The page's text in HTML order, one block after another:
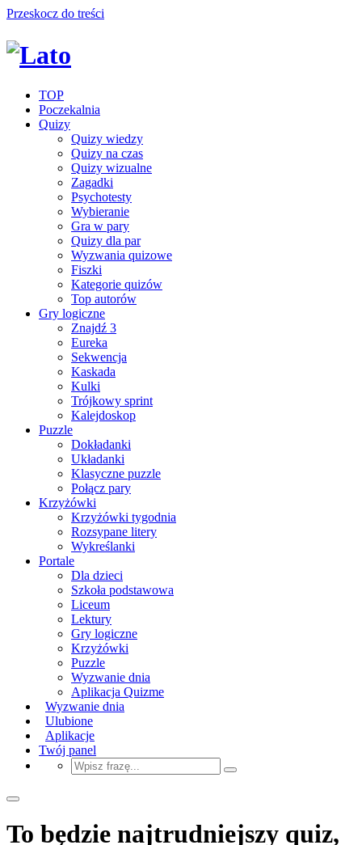
Przeskocz do treści
TOP
Poczekalnia
Quizy
Quizy wiedzy
Quizy na czas
Quizy wizualne
Zagadki
Psychotesty
Wybieranie
Gra w pary
Quizy dla par
Wyzwania quizowe
Fiszki
Kategorie quizów
Top autorów
Gry logiczne
Znajdź 3
Eureka
Sekwencja
Kaskada
Kulki
Trójkowy sprint
Kalejdoskop
Puzzle
Dokładanki
Układanki
Klasyczne puzzle
Połącz pary
Krzyżówki
Krzyżówki tygodnia
Rozsypane litery
Wykreślanki
Portale
Dla dzieci
Szkoła podstawowa
Liceum
Lektury
Gry logiczne
Krzyżówki
Puzzle
Wyzwanie dnia
Aplikacja Quizme
Wyzwanie dnia
Ulubione
Aplikacje
Twój panel
To będzie najtrudniejszy quiz,